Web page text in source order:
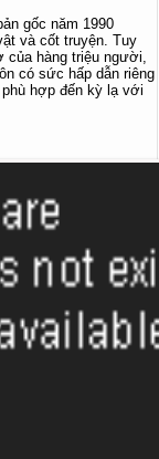
gốc năm 1990
và cốt truyện. Tuy
của hàng triệu người,
có sức hấp dẫn riêng
hợp đến kỳ lạ với